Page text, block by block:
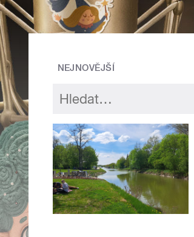
NEJNOVĚJŠÍ